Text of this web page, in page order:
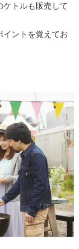
ケトルも販売して
イントを覚えてお